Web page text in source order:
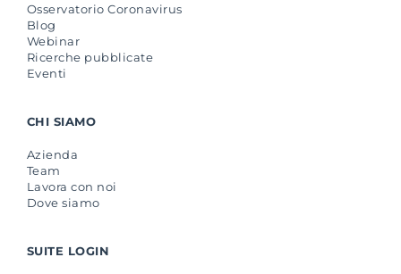
Osservatorio Coronavirus
Blog
Webinar
Ricerche pubblicate
Eventi
CHI SIAMO
Azienda
Team
Lavora con noi
Dove siamo
SUITE LOGIN